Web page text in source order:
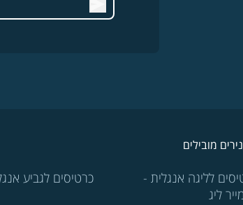
מובילים
לליגה אנגלית -
ליג
כרטיסים לגביע